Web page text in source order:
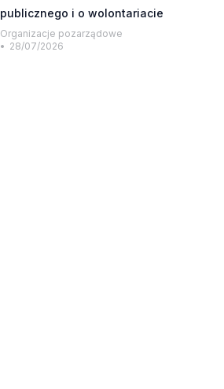
publicznego i o wolontariacie
Organizacje pozarządowe
28/07/2026